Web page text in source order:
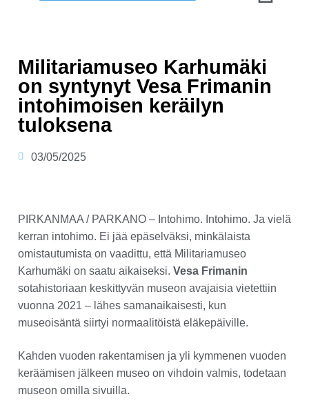
Militariamuseo Karhumäki
on syntynyt Vesa Frimanin
intohimoisen keräilyn
tuloksena
03/05/2025
PIRKANMAA / PARKANO – Intohimo. Intohimo. Ja vielä
kerran intohimo. Ei jää epäselväksi, minkälaista
omistautumista on vaadittu, että Militariamuseo
Karhumäki on saatu aikaiseksi. Vesa Frimanin
sotahistoriaan keskittyvän museon avajaisia vietettiin
vuonna 2021 – lähes samanaikaisesti, kun
museoisäntä siirtyi normaalitöistä eläkepäiville.
Kahden vuoden rakentamisen ja yli kymmenen vuoden
keräämisen jälkeen museo on vihdoin valmis, todetaan
museon omilla sivuilla.